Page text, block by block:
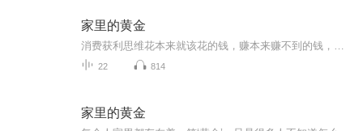
家里的黄金
22 814
家里的黄金